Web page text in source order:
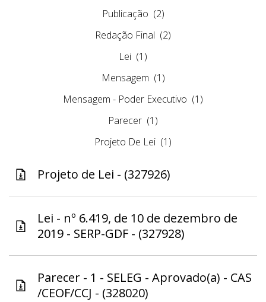
Publicação (2)
Redação Final (2)
Lei (1)
Mensagem (1)
Mensagem - Poder Executivo (1)
Parecer (1)
Projeto De Lei (1)
Projeto de Lei - (327926)
Lei - nº 6.419, de 10 de dezembro de
2019 - SERP-GDF - (327928)
Parecer - 1 - SELEG - Aprovado(a) - CAS
/CEOF/CCJ - (328020)